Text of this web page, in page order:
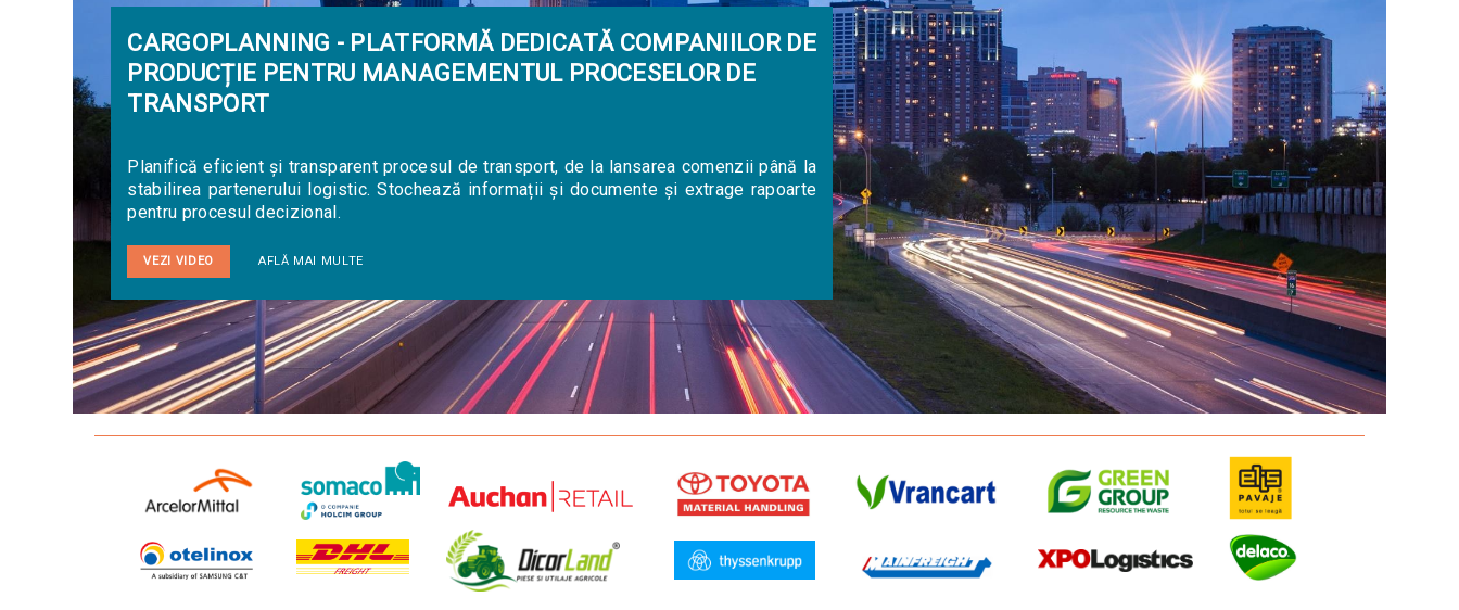
CARGOPLANNING - PLATFORMĂ DEDICATĂ COMPANIILOR DE
PRODUCȚIE PENTRU MANAGEMENTUL PROCESELOR DE
TRANSPORT
Planifică eficient și transparent procesul de transport, de la lansarea comenzii până la
stabilirea partenerului logistic. Stochează informații și documente și extrage rapoarte
pentru procesul decizional.
VEZI VIDEO AFLĂ MAI MULTE